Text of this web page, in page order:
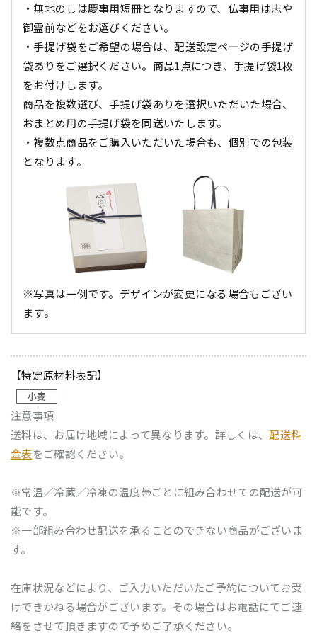
・無地のしは慶事用短冊となりますので、仏事用は志や
御霊前などをお選びください。
・手提げ袋をご希望の場合は、配送設定ページの手提げ
袋ありをご選択ください。商品1点につき、手提げ袋1枚
をお付けします。
商品を複数選び、手提げ袋ありを選択いただいた場合、
おまとめ用の手提げ袋を同送いたします。
・複数点商品をご購入いただいた場合も、個別での包装
となります。
※写真は一例です。デザインが変更になる場合もござい
ます。
【特定原材料表記】
注意事項
送料は、お届け地域によって異なります。詳しくは、配送料
金表をご確認ください。
※常温／冷蔵／冷凍の温度帯ごとに組み合わせての配送が可
能です。
※一部組み合わせ配送を承ることのできない商品がございま
す。
在庫状況などにより、ご入力いただいたご予約についてお受
けできかねる場合がございます。その場合はお電話にてご連
絡をさせて頂きますので予めご了承ください。